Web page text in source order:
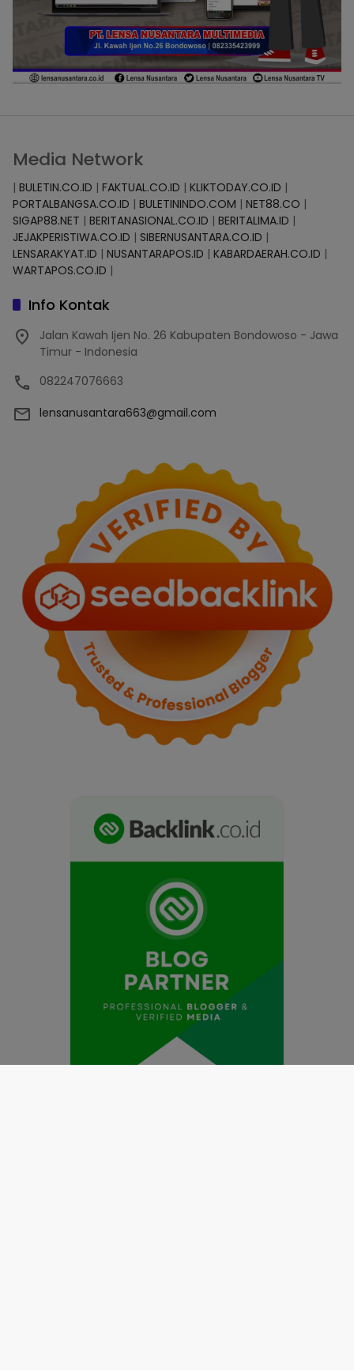
Media Network
| BULETIN.CO.ID | FAKTUAL.CO.ID | KLIKTODAY.CO.ID |
PORTALBANGSA.CO.ID | BULETININDO.COM | NET88.CO |
SIGAP88.NET | BERITANASIONAL.CO.ID | BERITALIMA.ID |
JEJAKPERISTIWA.CO.ID | SIBERNUSANTARA.CO.ID |
LENSARAKYAT.ID | NUSANTARAPOS.ID | KABARDAERAH.CO.ID |
WARTAPOS.CO.ID |
Info Kontak
Jalan Kawah Ijen No. 26 Kabupaten Bondowoso - Jawa
Timur - Indonesia
082247076663
lensanusantara663@gmail.com